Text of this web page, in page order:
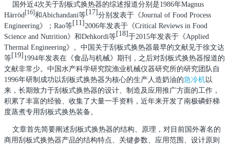
国外近4次关于刮板式换热器的综述报道分别是1986年Magnus
Härröd[16]和Abichandani等[17]分别发表于《Journal of Food Process
Engineering》； Rao等[11]2006年发表于《Critical Reviews in Food
Science and Nutrition》和Dehkordi等[18]于2015年发表于《Applied
Thermal Engineering》。中国关于刮板式换热器最早的文献见于徐文达
等[19] 1994年发表在《食品与机械》期刊，之后对刮板式换热器报道的
文献非常少。中国水产科学研究院渔业机械仪器研究所的研究团队自
1996年研制成功以刮板式换热器为核心的生产人造奶油的急冷机以
来，长期致力于刮板式换热器的设计、制造及应用推广方面的工作，
积累了丰富的经验、收集了大量一手资料，近年来开发了南极磷虾梯
度蒸煮专用刮板式换热装备。
文章首先简要阐述刮板式换热器的结构、原理，对目前国外著名的
商用刮板式换热器产品的结构特点、关键参数、应用范围、设计原则